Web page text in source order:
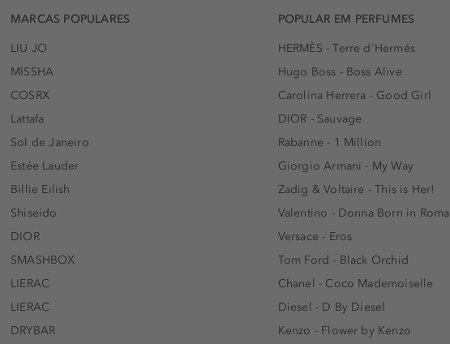
MARCAS POPULARES
LIU JO
MISSHA
COSRX
Lattafa
Sol de Janeiro
Estée Lauder
Billie Eilish
Shiseido
DIOR
SMASHBOX
LIERAC
LIERAC
DRYBAR
POPULAR EM PERFUMES
HERMÈS - Terre d'Hermés
Hugo Boss - Boss Alive
Carolina Herrera - Good Girl
DIOR - Sauvage
Rabanne - 1 Million
Giorgio Armani - My Way
Zadig & Voltaire - This is Her!
Valentino - Donna Born in Roma
Versace - Eros
Tom Ford - Black Orchid
Chanel - Coco Mademoiselle
Diesel - D By Diesel
Kenzo - Flower by Kenzo